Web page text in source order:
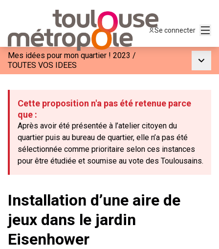
Se connecter
Mes idées pour mon quartier ! 2023 /
TOUTES VOS IDEES
Cette proposition n'a pas été retenue parce
que :
Après avoir été présentée à l’atelier citoyen du
quartier puis au bureau de quartier, elle n’a pas été
sélectionnée comme prioritaire selon ces instances
pour être étudiée et soumise au vote des Toulousains.
Installation d’une aire de
jeux dans le jardin
Eisenhower